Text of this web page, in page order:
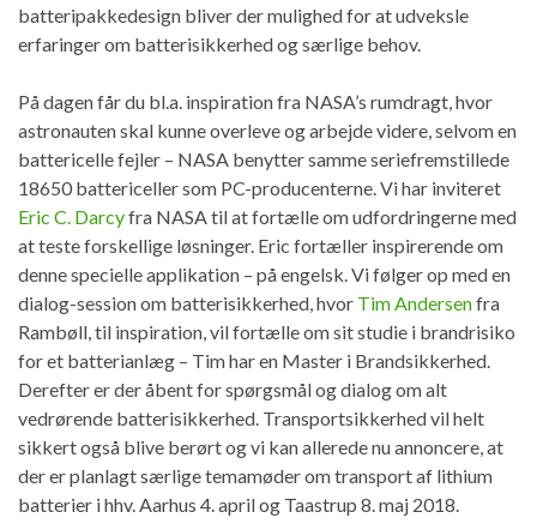
batteripakkedesign bliver der mulighed for at udveksle
erfaringer om batterisikkerhed og særlige behov.
På dagen får du bl.a. inspiration fra NASA’s rumdragt, hvor
astronauten skal kunne overleve og arbejde videre, selvom en
battericelle fejler – NASA benytter samme seriefremstillede
18650 battericeller som PC-producenterne. Vi har inviteret
Eric C. Darcyfra NASA til at fortælle om udfordringerne med
at teste forskellige løsninger. Eric fortæller inspirerende om
denne specielle applikation – på engelsk. Vi følger op med en
dialog-session om batterisikkerhed, hvor Tim Andersenfra
Rambøll, til inspiration, vil fortælle om sit studie i brandrisiko
for et batterianlæg – Tim har en Master i Brandsikkerhed.
Derefter er der åbent for spørgsmål og dialog om alt
vedrørende batterisikkerhed. Transportsikkerhed vil helt
sikkert også blive berørt og vi kan allerede nu annoncere, at
der er planlagt særlige temamøder om transport af lithium
batterier i hhv. Aarhus 4. april og Taastrup 8. maj 2018.